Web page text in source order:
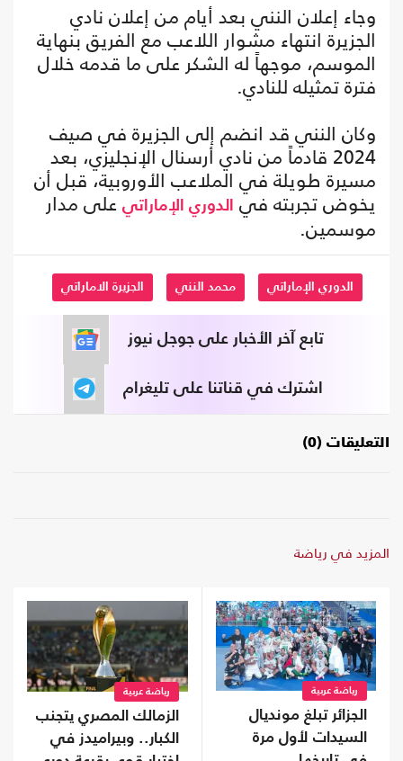
وجاء إعلان النني بعد أيام من إعلان نادي
الجزيرة انتهاء مشوار اللاعب مع الفريق بنهاية
الموسم، موجهاً له الشكر على ما قدمه خلال
فترة تمثيله للنادي.
وكان النني قد انضم إلى الجزيرة في صيف
2024 قادماً من نادي أرسنال الإنجليزي، بعد
مسيرة طويلة في الملاعب الأوروبية، قبل أن
يخوض تجربته في الدوري الإماراتي على مدار
موسمين.
الدوري الإماراتي محمد النني الجزيرة الاماراتي
تابع آخر الأخبار على جوجل نيوز
اشترك في قناتنا على تليغرام
التعليقات (0)
المزيد في رياضة
رياضة عربية
الجزائر تبلغ مونديال
السيدات لأول مرة
رياضة عربية
الزمالك المصري يتجنب
الكبار.. وبيراميدز في